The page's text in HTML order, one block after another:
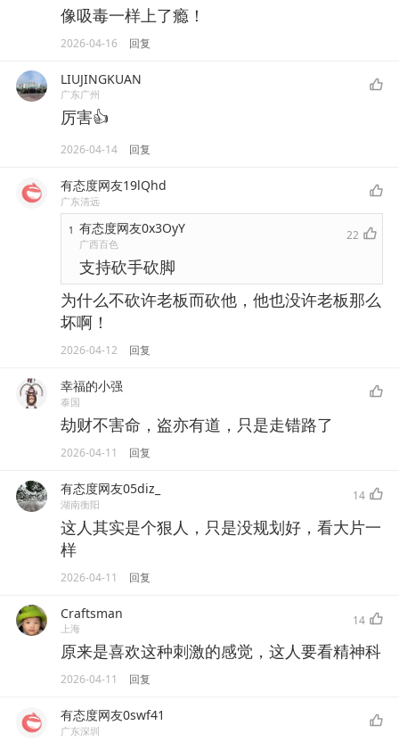
像吸毒一样上了瘾！
2026-04-16 回复
LIUJINGKUAN
广东广州
厉害👍
2026-04-14 回复
有态度网友19lQhd
广东清远
1 有态度网友0x3OyY
广西百色
22
支持砍手砍脚
为什么不砍许老板而砍他，他也没许老板那么
坏啊！
2026-04-12 回复
幸福的小强
泰国
劫财不害命，盗亦有道，只是走错路了
2026-04-11 回复
有态度网友05diz_
湖南衡阳
14
这人其实是个狠人，只是没规划好，看大片一
样
2026-04-11 回复
Craftsman
上海
14
原来是喜欢这种刺激的感觉，这人要看精神科
2026-04-11 回复
有态度网友0swf41
广东深圳